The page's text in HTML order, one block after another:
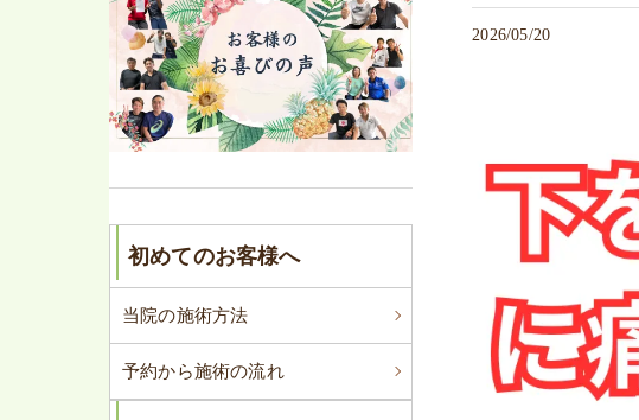
2026/05/20
初めてのお客様へ
当院の施術方法
予約から施術の流れ